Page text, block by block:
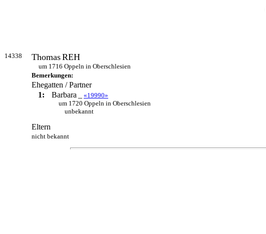
14338 ThomasREH
um 1716 Oppeln in Oberschlesien
Bemerkungen:
Ehegatten / Partner
1:
Barbara
«19990»
um 1720 Oppeln in Oberschlesien
unbekannt
Eltern
nicht bekannt